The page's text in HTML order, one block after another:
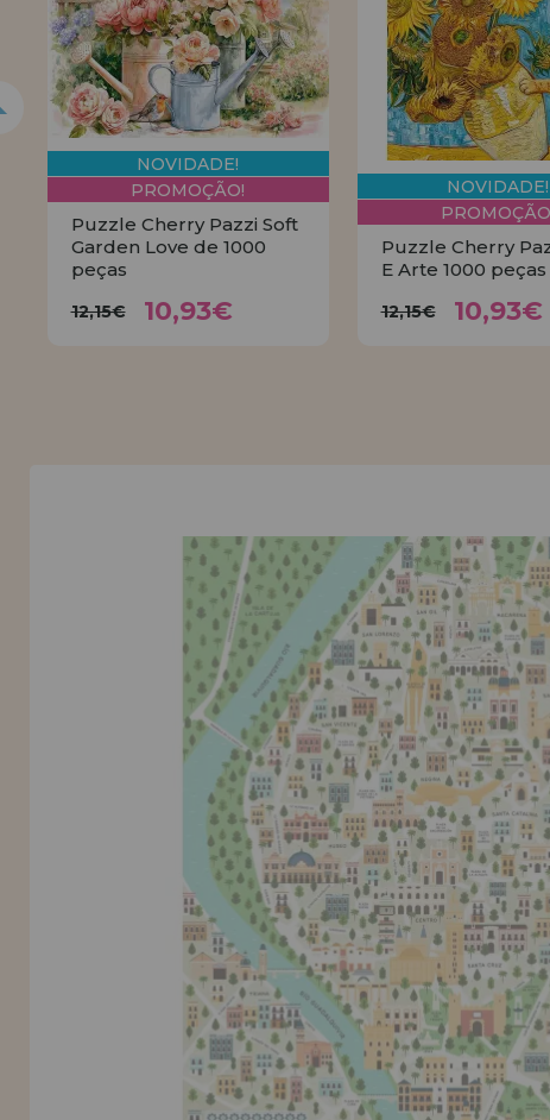
LIQUIDAÇÕES
EM FORMAÇÃO
info@casadopuzzle.pt
NOVIDADE!
PROMOÇÃO!
Puzzle Cherry Pazzi Soft
Garden Love de 1000
peças
12,15€ 10,93€
NOVIDADE!
Puzzle Cherry
E Arte 1000 peças
12,15€ 10,93€